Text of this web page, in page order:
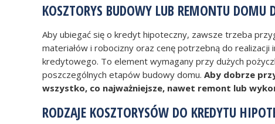
KOSZTORYS BUDOWY LUB REMONTU
Aby ubiegać się o kredyt hipoteczny, zawsze trzeba
materiałów i robocizny oraz cenę potrzebną do
kredytowego. To element wymagany przy dużych
poszczególnych etapów budowy domu. Aby dobrze
wszystko, co najważniejsze, nawet remont lub
RODZAJE KOSZTORYSÓW DO KREDYTU